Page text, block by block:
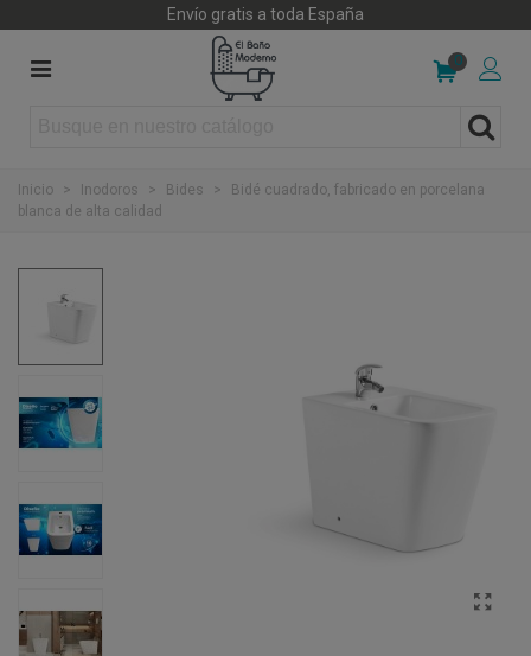
Envío gratis a toda España
0
Inicio > Inodoros > Bides >
Bidé cuadrado, fabricado en porcelana
blanca de alta calidad